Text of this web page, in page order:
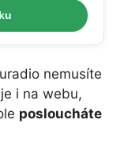
nemusíte
i na webu,
posloucháte